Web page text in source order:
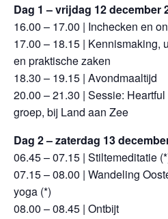
Dag 1 – vrijdag 12 december
16.00 – 17.00 | Inchecken en
17.00 – 18.15 | Kennismaking,
en praktische zaken
18.30 – 19.15 | Avondmaaltijd
20.00 – 21.30 | Sessie:
groep, bij Land aan Zee
Dag 2 – zaterdag 13
06.45 – 07.15 | Stiltemeditatie
07.15 – 08.00 | Wandeling
yoga (*)
08.00 – 08.45 | Ontbijt